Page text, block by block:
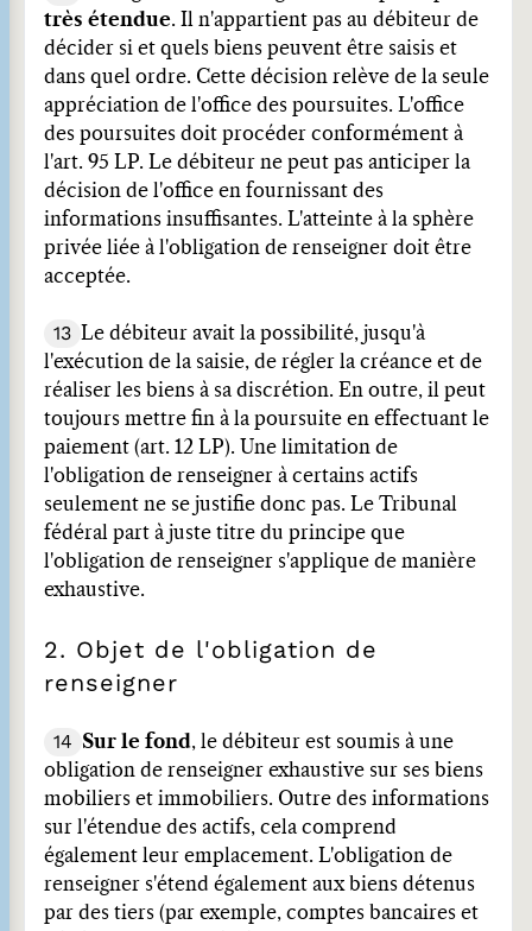
très étendue. Il n'appartient pas au débiteur de
décider si et quels biens peuvent être saisis et
dans quel ordre. Cette décision relève de la seule
appréciation de l'office des poursuites. L'office
des poursuites doit procéder conformément à
l'art. 95 LP. Le débiteur ne peut pas anticiper la
décision de l'office en fournissant des
informations insuffisantes. L'atteinte à la sphère
privée liée à l'obligation de renseigner doit être
acceptée.
13
Le débiteur avait la possibilité, jusqu'à
l'exécution de la saisie, de régler la créance et de
réaliser les biens à sa discrétion. En outre, il peut
toujours mettre fin à la poursuite en effectuant le
paiement (art. 12 LP). Une limitation de
l'obligation de renseigner à certains actifs
seulement ne se justifie donc pas. Le Tribunal
fédéral part à juste titre du principe que
l'obligation de renseigner s'applique de manière
exhaustive.
2. Objet de l'obligation de
renseigner
14 Sur le fond, le débiteur est soumis à une
obligation de renseigner exhaustive sur ses biens
mobiliers et immobiliers. Outre des informations
sur l'étendue des actifs, cela comprend
également leur emplacement. L'obligation de
renseigner s'étend également aux biens détenus
par des tiers (par exemple, comptes bancaires et